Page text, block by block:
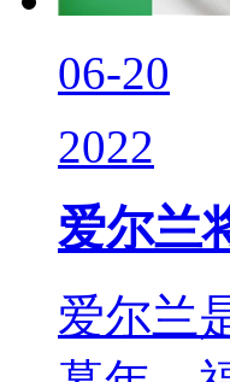
06-20
2022
爱尔兰
爱尔兰